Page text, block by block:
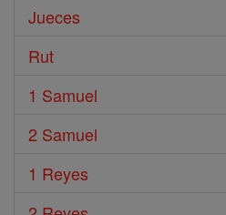
Jueces
Rut
1 Samuel
2 Samuel
1 Reyes